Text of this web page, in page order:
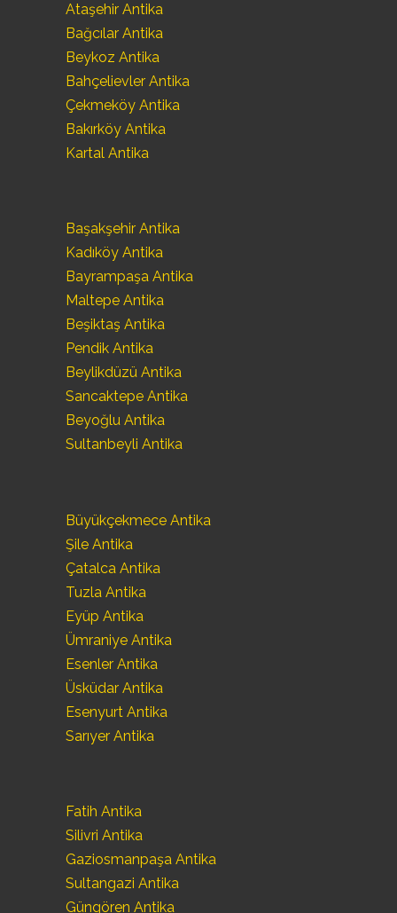
Ataşehir Antika
Bağcılar Antika
Beykoz Antika
Bahçelievler Antika
Çekmeköy Antika
Bakırköy Antika
Kartal Antika
Başakşehir Antika
Kadıköy Antika
Bayrampaşa Antika
Maltepe Antika
Beşiktaş Antika
Pendik Antika
Beylikdüzü Antika
Sancaktepe Antika
Beyoğlu Antika
Sultanbeyli Antika
Büyükçekmece Antika
Şile Antika
Çatalca Antika
Tuzla Antika
Eyüp Antika
Ümraniye Antika
Esenler Antika
Üsküdar Antika
Esenyurt Antika
Sarıyer Antika
Fatih Antika
Silivri Antika
Gaziosmanpaşa Antika
Sultangazi Antika
Güngören Antika